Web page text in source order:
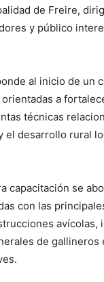
de Freire,
y público
al inicio de un
a
técnicas
el desarrollo rural
capacitación se
con las
avícolas,
de gallineros